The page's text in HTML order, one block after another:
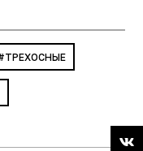
ТРЕХОСНЫЕ